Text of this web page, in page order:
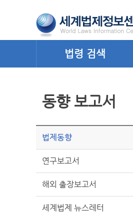
법령 검색
동향 보고서
법제동향
연구보고서
해외 출장보고서
세계법제 뉴스레터